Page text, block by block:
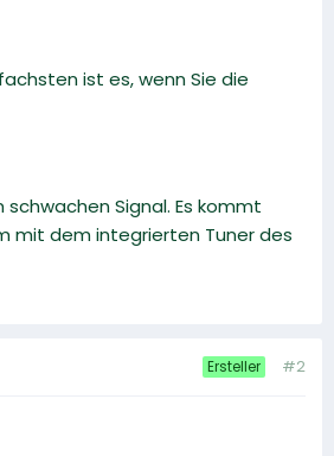
ist es, wenn Sie die
Signal. Es kommt
mit dem integrierten Tuner des
Ersteller #2